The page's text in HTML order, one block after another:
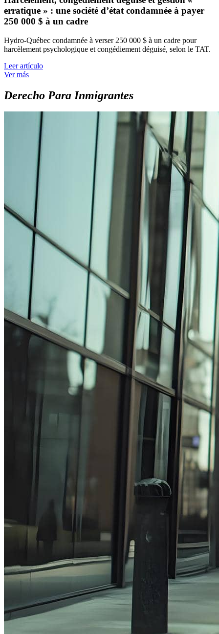
erratique » : une société d’état condamnée à payer
250 000 $ à un cadre
Hydro-Québec condamnée à verser 250 000 $ à un cadre pour
harcèlement psychologique et congédiement déguisé, selon le TAT.
Leer artículo
Ver más
Derecho Para Inmigrantes